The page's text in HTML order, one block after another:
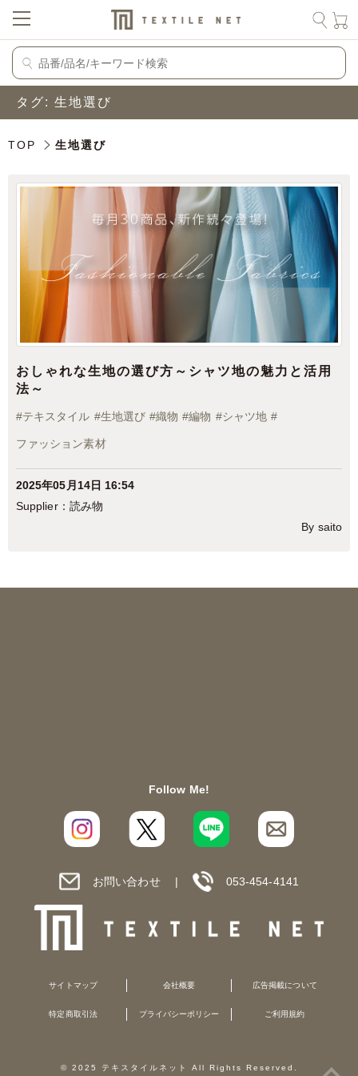
タグ: 生地選び
TOP 生地選び
おしゃれな生地の選び方～シャツ地の魅力と活用
法～
#テキスタイル #生地選び #織物 #編物 #シャツ地 #
ファッション素材
2025年05月14日 16:54
読み物
By saito
Follow Me!
お問い合わせ 053-454-4141
サイトマップ 会社概要 広告掲載について
特定商取引法 プライバシーポリシー ご利用規約
© 2025 テキスタイルネット All Rights Reserved.